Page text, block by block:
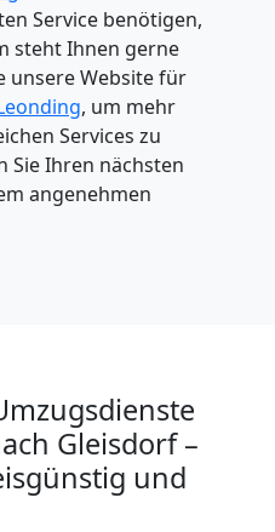
Service benötigen,
steht Ihnen gerne
unsere Website für
, um mehr
Services zu
Sie Ihren nächsten
angenehmen
Gleisdorf –
und